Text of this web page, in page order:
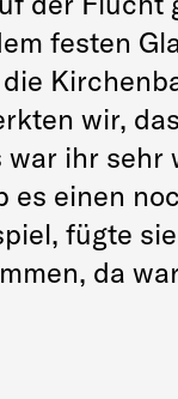
festen
wir,
war ihr sehr
es einen
fügte
da